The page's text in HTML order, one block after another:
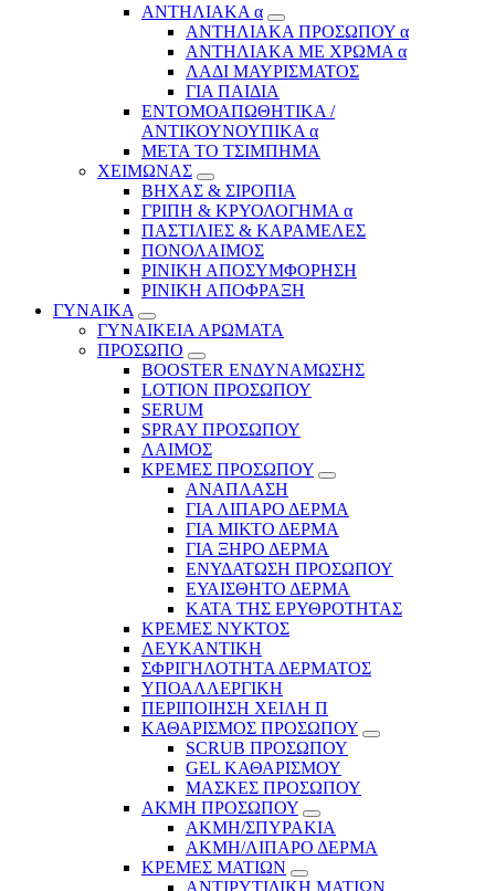
ΑΝΤΗΛΙΑΚΑ α
ΑΝΤΗΛΙΑΚΑ ΠΡΟΣΩΠΟΥ α
ΑΝΤΗΛΙΑΚΑ ΜΕ ΧΡΩΜΑ α
ΛΑΔΙ ΜΑΥΡΙΣΜΑΤΟΣ
ΓΙΑ ΠΑΙΔΙΑ
ΕΝΤΟΜΟΑΠΩΘΗΤΙΚΑ /
ΑΝΤΙΚΟΥΝΟΥΠΙΚΑ α
ΜΕΤΑ ΤΟ ΤΣΙΜΠΗΜΑ
ΧΕΙΜΩΝΑΣ
ΒΗΧΑΣ & ΣΙΡΟΠΙΑ
ΓΡΙΠΗ & ΚΡΥΟΛΟΓΗΜΑ α
ΠΑΣΤΙΛΙΕΣ & ΚΑΡΑΜΕΛΕΣ
ΠΟΝΟΛΑΙΜΟΣ
ΡΙΝΙΚΗ ΑΠΟΣΥΜΦΟΡΗΣΗ
ΡΙΝΙΚΗ ΑΠΟΦΡΑΞΗ
ΓΥΝΑΙΚΑ
ΓΥΝΑΙΚΕΙΑ ΑΡΩΜΑΤΑ
ΠΡΟΣΩΠΟ
BOOSTER ΕΝΔΥΝΑΜΩΣΗΣ
LOTION ΠΡΟΣΩΠΟΥ
SERUM
SPRAY ΠΡΟΣΩΠΟΥ
ΛΑΙΜΟΣ
ΚΡΕΜΕΣ ΠΡΟΣΩΠΟΥ
ΑΝΑΠΛΑΣΗ
ΓΙΑ ΛΙΠΑΡΟ ΔΕΡΜΑ
ΓΙΑ ΜΙΚΤΟ ΔΕΡΜΑ
ΓΙΑ ΞΗΡΟ ΔΕΡΜΑ
ΕΝΥΔΑΤΩΣΗ ΠΡΟΣΩΠΟΥ
ΕΥΑΙΣΘΗΤΟ ΔΕΡΜΑ
ΚΑΤΑ ΤΗΣ ΕΡΥΘΡΟΤΗΤΑΣ
ΚΡΕΜΕΣ ΝΥΚΤΟΣ
ΛΕΥΚΑΝΤΙΚΗ
ΣΦΡΙΓΗΛΟΤΗΤΑ ΔΕΡΜΑΤΟΣ
ΥΠΟΑΛΛΕΡΓΙΚΗ
ΠΕΡΙΠΟΙΗΣΗ ΧΕΙΛΗ Π
ΚΑΘΑΡΙΣΜΟΣ ΠΡΟΣΩΠΟΥ
SCRUB ΠΡΟΣΩΠΟΥ
GEL ΚΑΘΑΡΙΣΜΟΥ
ΜΑΣΚΕΣ ΠΡΟΣΩΠΟΥ
ΑΚΜΗ ΠΡΟΣΩΠΟΥ
ΑΚΜΗ/ΣΠΥΡΑΚΙΑ
ΑΚΜΗ/ΛΙΠΑΡΟ ΔΕΡΜΑ
ΚΡΕΜΕΣ ΜΑΤΙΩΝ
ΑΝΤΙΡΥΤΙΔΙΚΗ ΜΑΤΙΩΝ